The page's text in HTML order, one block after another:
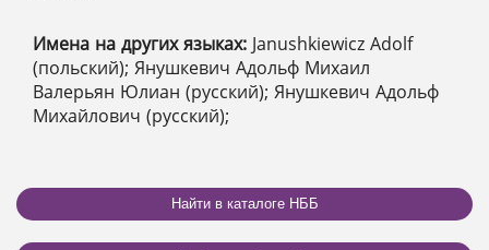
Имена на других языках: Janushkiewicz Adolf
(польский); Янушкевич Адольф Михаил
Валерьян Юлиан (русский); Янушкевич Адольф
Михайлович (русский);
Найти в каталоге НББ